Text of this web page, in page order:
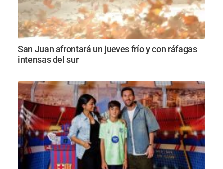
San Juan afrontará un jueves frío y con ráfagas
intensas del sur